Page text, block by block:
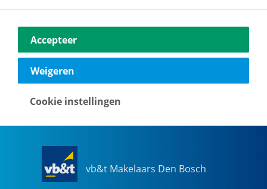
Vestdijk 180
5611 CZ Eindhoven
040-2696949
vb&t Makelaars Den Bosch
Accepteer
Weigeren
Cookie instellingen